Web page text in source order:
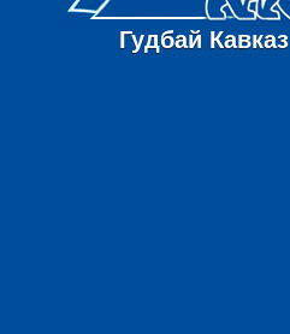
Гудбай Кавказ